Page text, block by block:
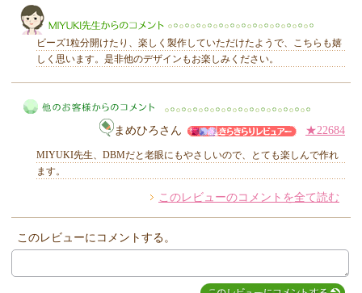
MIYUKI先生からのコメント
ビーズ1粒分開けたり、楽しく製作していただけたようで、こちらも嬉
しく思います。是非他のデザインもお楽しみください。
他のお客様からのコメント
まめひろさん ★22684
MIYUKI先生、DBMだと老眼にもやさしいので、とても楽しんで作れ
ます。
このレビューのコメントを全て読む
このレビューにコメントする。